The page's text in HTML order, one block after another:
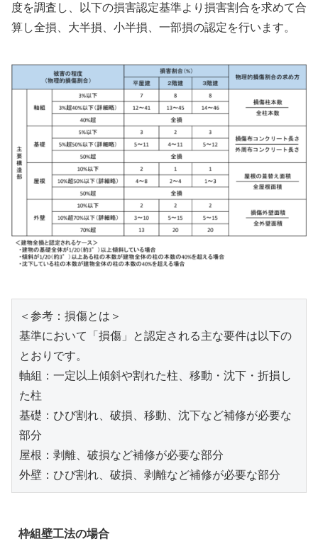
度を調査し、以下の損害認定基準より損害割合を求めて合
算し全損、大半損、小半損、一部損の認定を行います。
＜参考：損傷とは＞
基準において「損傷」と認定される主な要件は以下の
とおりです。
軸組：一定以上傾斜や割れた柱、移動・沈下・折損し
た柱
基礎：ひび割れ、破損、移動、沈下など補修が必要な
部分
屋根：剥離、破損など補修が必要な部分
外壁：ひび割れ、破損、剥離など補修が必要な部分
枠組壁工法の場合